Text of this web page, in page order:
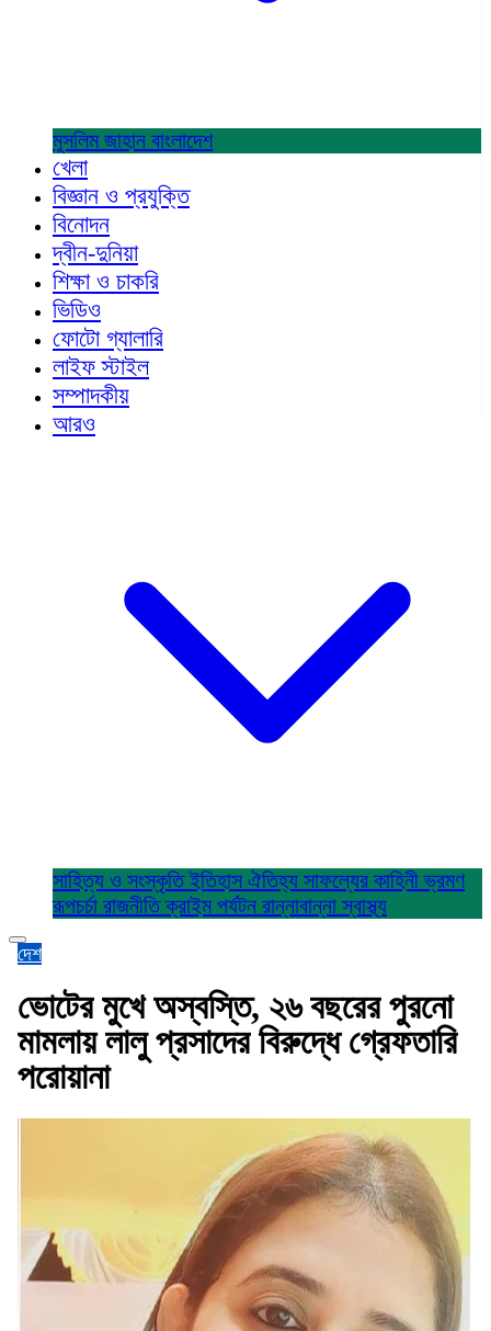
মুসলিম জাহান বাংলাদেশ
খেলা
বিজ্ঞান ও প্রযুক্তি
বিনোদন
দ্বীন-দুনিয়া
শিক্ষা ও চাকরি
ভিডিও
ফোটো গ্যালারি
লাইফ স্টাইল
সম্পাদকীয়
আরও
সাহিত্য ও সংস্কৃতিইতিহাস ঐতিহ্য সাফল্যের কাহিনীভ্রমণ
রূপচর্চা রাজনীতিক্রাইম পর্যটন রান্নাবান্নাস্বাস্থ্য
দেশ
ভোটের মুখে অস্বস্তি, ২৬ বছরের পুরনো
মামলায় লালু প্রসাদের বিরুদ্ধে গ্রেফতারি
পরোয়ানা